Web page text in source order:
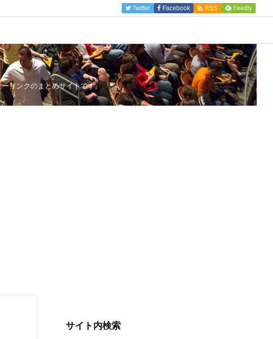
Twitter Facebook  RSS Feedly
リンクのまとめサイトです。
サイト内検索